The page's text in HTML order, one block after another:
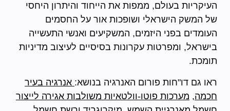
העיקריות בעולם, ממפות את הייחוד והיתרון היחסי
של המשק הישראלי ושופכות אור על החסמים
העומדים בפני היזמים, המשקיעים ואנשי התעשייה
בישראל, ומפרטות עקרונות בסיסיים לעיצוב מדיניות
תומכת.
ראו גם דו"חות פורום האנרגיה בנושא: אנרגיה בעיר
חכמה, מערכות פוטו-וולטאיות משולבות אגירה לייצור